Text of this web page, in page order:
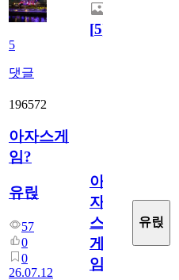
5
댓글
[5]
196572
아자스게
임?
유릱
57
0
0
26.07.12
아
자
스
게
임?
유릱